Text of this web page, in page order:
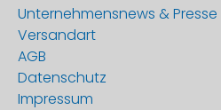
Unternehmensnews & Presse
Versandart
AGB
Datenschutz
Impressum